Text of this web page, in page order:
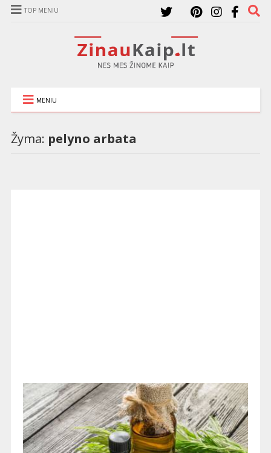
TOP MENIU
MENIU
Žyma: pelyno arbata